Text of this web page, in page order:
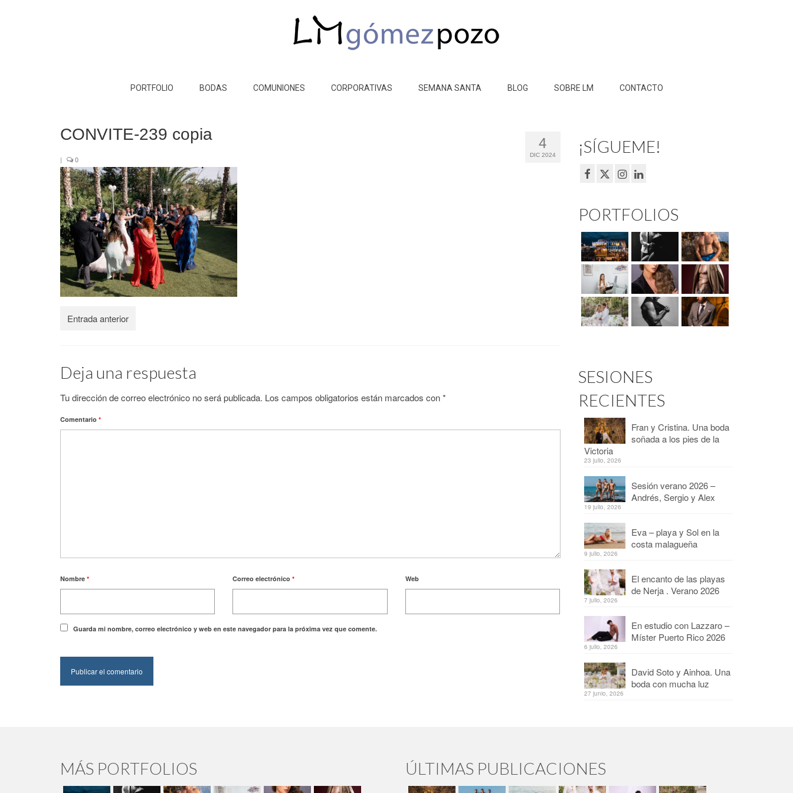
PORTFOLIO BODAS COMUNIONES CORPORATIVAS SEMANA SANTA BLOG SOBRE LM CONTACTO
4
DIC 2024
CONVITE-239 copia
| 0
Entrada anterior
Deja una respuesta
Tu dirección de correo electrónico no será publicada. Los campos obligatorios están marcados con*
Comentario *
Nombre * Correo electrónico* Web
Guarda mi nombre, correo electrónico y web en este navegador para la próxima vez que comente.
¡SÍGUEME!
PORTFOLIOS
SESIONES
RECIENTES
Fran y Cristina. Una boda
soñada a los pies de la
Victoria
23 julio, 2026
Sesión verano 2026 –
Andrés, Sergio y Alex
19 julio, 2026
Eva – playa y Sol en la
costa malagueña
9 julio, 2026
El encanto de las playas
de Nerja . Verano 2026
7 julio, 2026
En estudio con Lazzaro –
Míster Puerto Rico 2026
6 julio, 2026
David Soto y Ainhoa. Una
boda con mucha luz
27 junio, 2026
MÁS PORTFOLIOS ÚLTIMAS PUBLICACIONES